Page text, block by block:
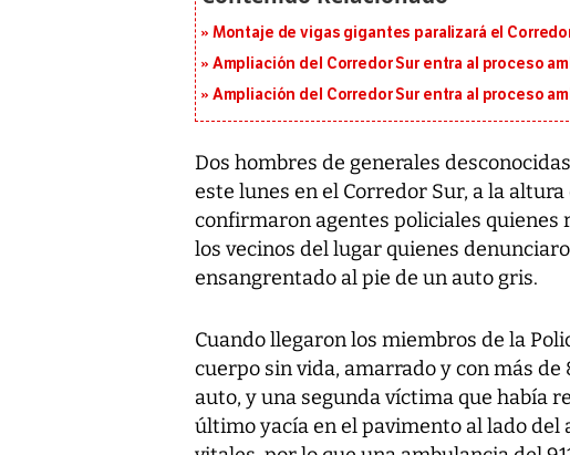
Montaje de vigas gigantes paralizará el
Ampliación del Corredor Sur entra al proceso
Ampliación del Corredor Sur entra al proceso
Dos hombres de generales
este lunes en el Corredor Sur, a la
confirmaron agentes policiales quienes
los vecinos del lugar quienes
ensangrentado al pie de un auto gris.
Cuando llegaron los miembros de la
cuerpo sin vida, amarrado y con más
auto, y una segunda víctima que había
último yacía en el pavimento al lado